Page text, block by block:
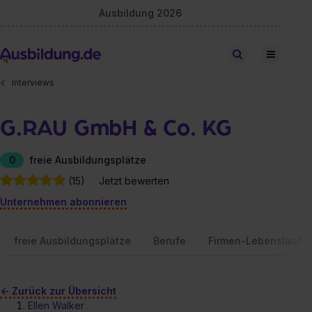
Ausbildung 2026
Stellen finden
Interviews
G.RAU GmbH & Co. KG
0
freie Ausbildungsplätze
(15)
Jetzt bewerten
Unternehmen abonnieren
freie Ausbildungsplätze Berufe Firmen-Lebenslauf
<- Zurück zur Übersicht
Ellen Walker